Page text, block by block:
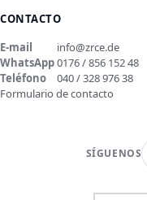
CONTACTO
E-mail
info@zrce.de
WhatsApp0176 / 856 152 48
Teléfono
040 / 328 976 38
Formulario de contacto
SÍGUENOS